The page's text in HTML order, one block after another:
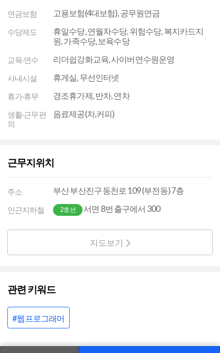
연금보험 고용보험(4대보험), 공무원연금
수당제도
휴일수당, 연월차수당, 위험수당, 복지카드지
원, 가족수당, 보육수당
교육·연수 리더쉽강화교육, 사이버연수원운영
사내시설 휴게실, 무선인터넷
휴가·휴무 경조휴가제, 반차, 연차
생활·근무편
의
음료제공(차,커피)
근무지위치
주소 부산 부산진구 동천로 109 (부전동) 7층
인근지하철 2호선 서면 8번 출구에서 300
지도보기
관련 키워드
#웹프로그래머